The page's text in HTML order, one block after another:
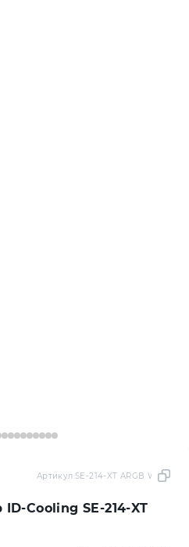
Cooling SE-214-XT
Артикул:SE-214-XT ARGB White